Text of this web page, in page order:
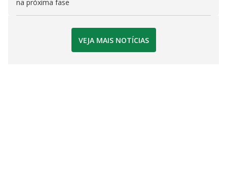
na próxima fase
VEJA MAIS NOTÍCIAS